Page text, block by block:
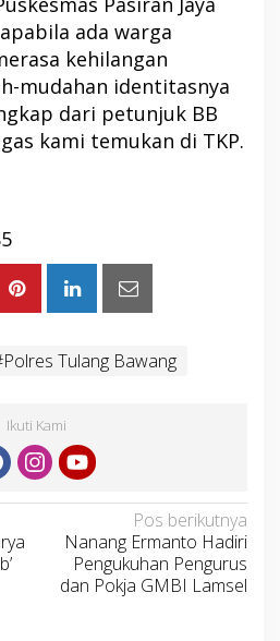
ada warga
kehilangan
mudahan identitasnya
dari petunjuk BB
kami temukan di TKP.
Tulang Bawang
Ikuti Kami
Pos berikutnya
Nanang Ermanto Hadiri
Pengukuhan Pengurus
dan Pokja GMBI Lamsel